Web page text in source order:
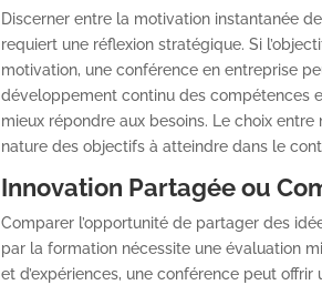
Discerner entre la motivation instantanée
requiert une réflexion stratégique. Si
motivation, une conférence en entreprise
développement continu des compétences
mieux répondre aux besoins. Le choix
nature des objectifs à atteindre dans le
Innovation Partagée ou
Comparer l’opportunité de partager des
par la formation nécessite une évaluation
et d’expériences, une conférence peut